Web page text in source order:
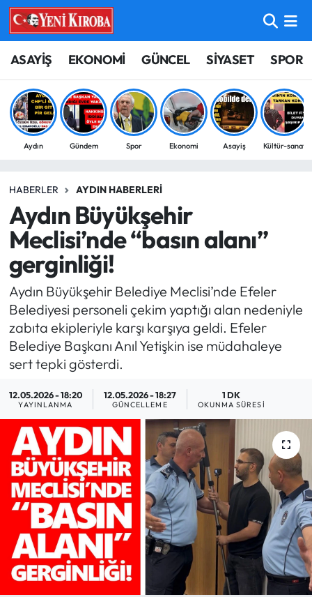
ASAYİŞ EKONOMİ GÜNCEL SİYASET SPOR
Aydın Gündem Spor Ekonomi Asayiş Kültür-sanat
HABERLER AYDIN HABERLERI
Aydın Büyükşehir
Meclisi’nde “basın alanı”
gerginliği!
Aydın Büyükşehir Belediye Meclisi’nde Efeler
Belediyesi personeli çekim yaptığı alan nedeniyle
zabıta ekipleriyle karşı karşıya geldi. Efeler
Belediye Başkanı Anıl Yetişkin ise müdahaleye
sert tepki gösterdi.
12.05.2026 - 18:20
YAYINLANMA
12.05.2026 - 18:27
GÜNCELLEME
1 DK
OKUNMA SÜRESI
ASAYİŞ
BİLİM-TEKNOLOJİ
ÇEVRE
EĞİTİM
EKONOMİ
GÜNCEL
GÜNDEM
MAGAZİN
SAĞLIK
SİYASET
SPOR
TARIM
TURİZM
YAŞAM
RESMİ İLANLAR
Aydın Nöbetçi Eczaneler
Aydın Hava Durumu
Aydin Namaz Vakitleri
Süper Lig Puan Durumu ve Fikstür
Tüm Manşetler
Son Dakika Haberleri
Haber Arşivi